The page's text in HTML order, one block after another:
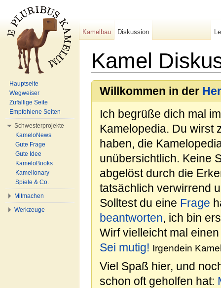
Kamel
Willkommen in der
Ich begrüße dich mal
Kamelopedia. Du wirst
haben, die
unübersichtlich. Keine
abgelöst durch die
tatsächlich verwirrend
Solltest du eine Frage
beantworten, ich bin
Wirf vielleicht mal
Sei mutig! Irgendein
Viel Spaß hier, und
schon oft geholfen hat:
Kamelbau Diskussion
Hauptseite
Wegweiser
Zufällige Seite
Empfohlene Seiten
Schwesterprojekte
KameloNews
Gute Frage
Gute Idee
KameloBooks
Kamelionary
Spiele & Co.
Mitmachen
Werkzeuge